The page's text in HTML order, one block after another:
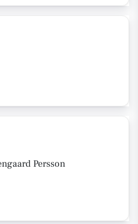
Persson